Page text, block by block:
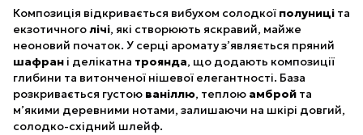
Композиція відкривається вибухом солодкої полуниці та
екзотичноголічі, які створюють яскравий, майже
неоновий початок. У серці аромату з’являється пряний
шафран і делікатна троянда, що додають композиції
глибини та витонченої нішевої елегантності. База
розкривається густою ваніллю, теплою амброй та
м’якими деревними нотами, залишаючи на шкірі довгий,
солодко-східний шлейф.